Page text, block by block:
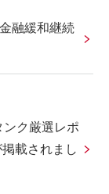
融緩和継続
ク厳選レポ
載されまし